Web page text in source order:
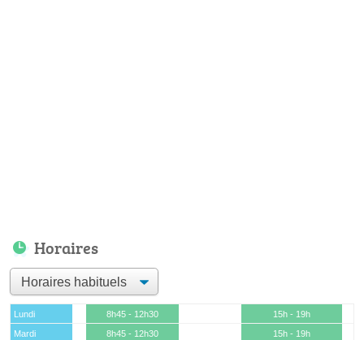
Horaires
Lundi 8h45 - 12h30
15h - 19h
Mardi
8h45 - 12h30
15h - 19h